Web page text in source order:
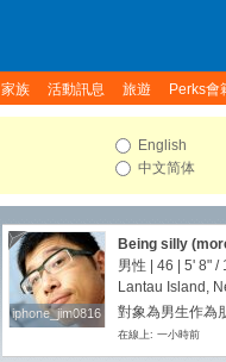
家族 活動訊息 旅遊 Perks會
English
中文简体
iphone_jim0816
iphone_jim0816
Being silly
男性 | 46 | 5' 8" /
Lantau Island,
對象為男生作為
在線上: 一小時前